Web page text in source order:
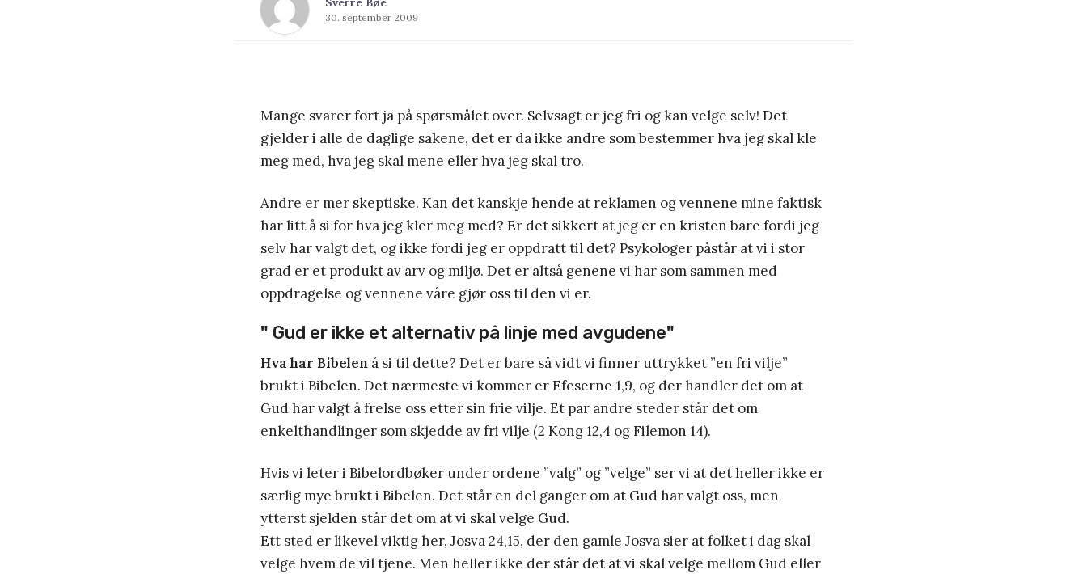
30. september 2009
Mange svarer fort ja på spørsmålet over. Selvsagt er jeg fri og kan velge selv! Det
gjelder i alle de daglige sakene, det er da ikke andre som bestemmer hva jeg skal kle
meg med, hva jeg skal mene eller hva jeg skal tro.
Andre er mer skeptiske. Kan det kanskje hende at reklamen og vennene mine faktisk
har litt å si for hva jeg kler meg med? Er det sikkert at jeg er en kristen bare fordi jeg
selv har valgt det, og ikke fordi jeg er oppdratt til det? Psykologer påstår at vi i stor
grad er et produkt av arv og miljø. Det er altså genene vi har som sammen med
oppdragelse og vennene våre gjør oss til den vi er.
" Gud er ikke et alternativ på linje med avgudene"
Hva har Bibelen å si til dette? Det er bare så vidt vi finner uttrykket ”en fri vilje”
brukt i Bibelen. Det nærmeste vi kommer er Efeserne 1,9, og der handler det om at
Gud har valgt å frelse oss etter sin frie vilje. Et par andre steder står det om
enkelthandlinger som skjedde av fri vilje (2 Kong 12,4 og Filemon 14).
Hvis vi leter i Bibelordbøker under ordene ”valg” og ”velge” ser vi at det heller ikke er
særlig mye brukt i Bibelen. Det står en del ganger om at Gud har valgt oss, men
ytterst sjelden står det om at vi skal velge Gud.
Ett sted er likevel viktig her, Josva 24,15, der den gamle Josva sier at folket i dag skal
velge hvem de vil tjene. Men heller ikke der står det at vi skal velge mellom Gud eller